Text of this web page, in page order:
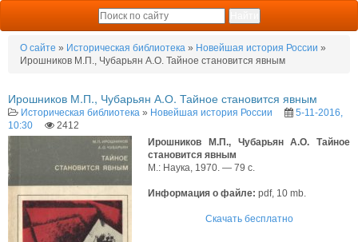
О сайте » Историческая библиотека » Новейшая история России »
Ирошников М.П., Чубарьян А.О. Тайное становится явным
Ирошников М.П., Чубарьян А.О. Тайное становится явным
Историческая библиотека » Новейшая история России
5-11-2016,
10:30
2412
Ирошников М.П., Чубарьян А.О. Тайное
становится явным
М.: Наука, 1970. — 79 с.
Информация о файле: pdf, 10 mb.
Скачать бесплатно